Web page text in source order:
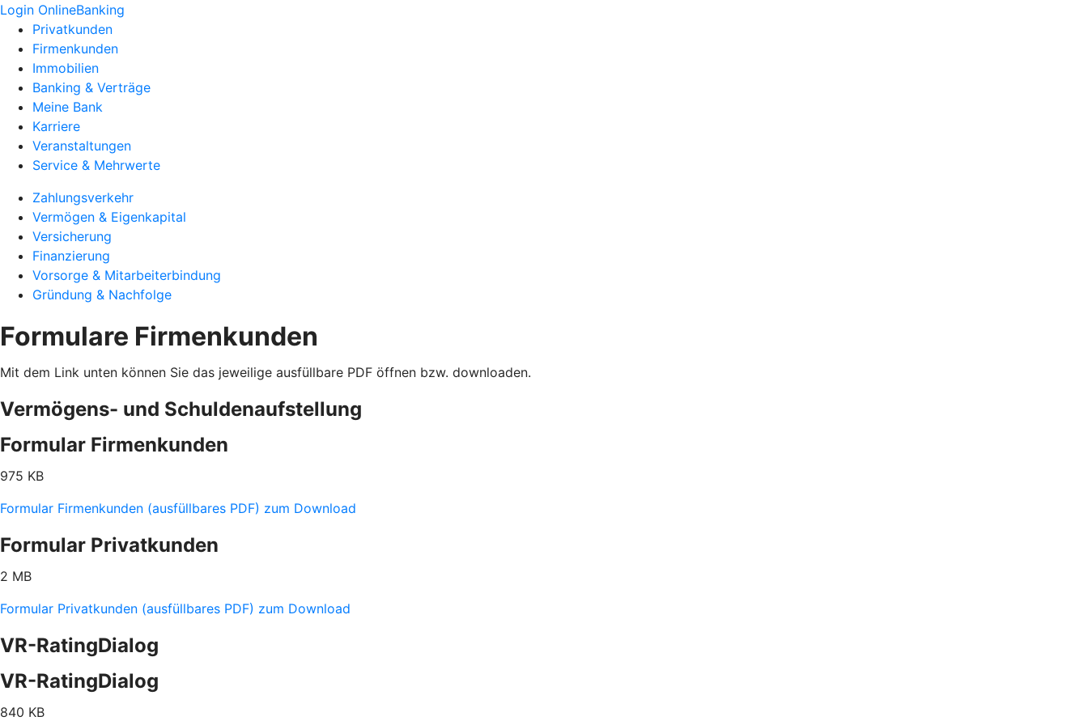
Login OnlineBanking
Privatkunden
Firmenkunden
Immobilien
Banking & Verträge
Meine Bank
Karriere
Veranstaltungen
Service & Mehrwerte
Zahlungsverkehr
Vermögen & Eigenkapital
Versicherung
Finanzierung
Vorsorge & Mitarbeiterbindung
Gründung & Nachfolge
Formulare Firmenkunden
Mit dem Link unten können Sie das jeweilige ausfüllbare PDF öffnen bzw. downloaden.
Vermögens- und Schuldenaufstellung
Formular Firmenkunden
975 KB
Formular Firmenkunden (ausfüllbares PDF) zum Download
Formular Privatkunden
2 MB
Formular Privatkunden (ausfüllbares PDF) zum Download
VR-RatingDialog
VR-RatingDialog
840 KB